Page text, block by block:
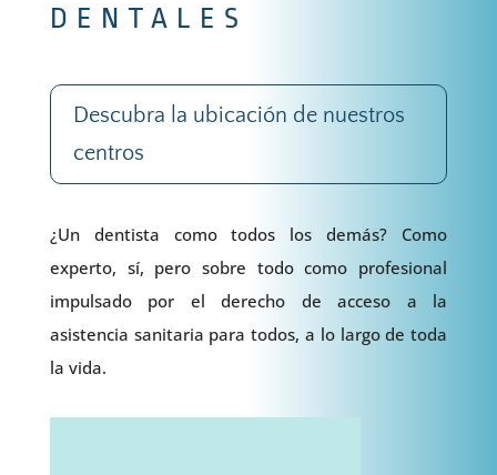
DENTALES
Descubra la ubicación de nuestros
centros
¿Un dentista como todos los demás? Como
experto, sí, pero sobre todo como profesional
impulsado por el derecho de acceso a la
asistencia sanitaria para todos, a lo largo de toda
la vida.